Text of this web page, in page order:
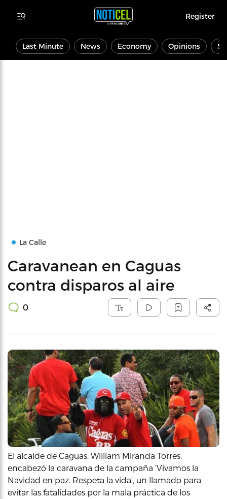
Register
Last Minute News Economy Opinions
La Calle
Caravanean en Caguas
contra disparos al aire
0
El alcalde de Caguas, William Miranda Torres,
encabezó la caravana de la campaña ‘Vivamos la
Navidad en paz. Respeta la vida’, un llamado para
evitar las fatalidades por la mala práctica de los